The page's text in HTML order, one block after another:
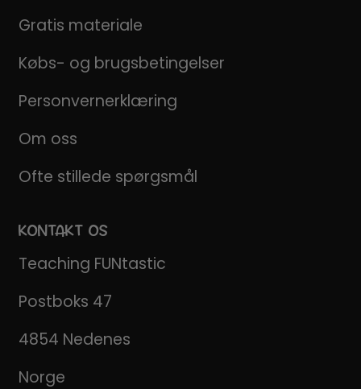
Gratis materiale
Købs- og brugsbetingelser
Personvernerklæring
Om oss
Ofte stillede spørgsmål
KONTAKT OS
Teaching FUNtastic
Postboks 47
4854 Nedenes
Norge